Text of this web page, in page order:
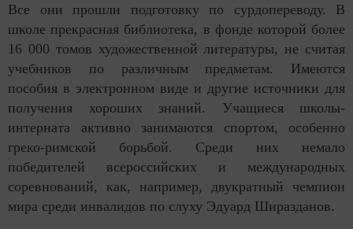
Все они прошли подготовку по сурдопереводу. В
школе прекрасная библиотека, в фонде которой более
16 000 томов художественной литературы, не считая
учебников по различным предметам. Имеются
пособия в электронном виде и другие источники для
получения хороших знаний. Учащиеся школы-
интерната активно занимаются спортом, особенно
греко-римской борьбой. Среди них немало
победителей всероссийских и международных
соревнований, как, например, двукратный чемпион
мира среди инвалидов по слуху Эдуард Ширазданов.